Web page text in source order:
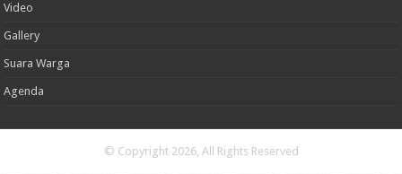
Video
Gallery
Suara Warga
Agenda
© Copyright 2026, All Rights Reserved